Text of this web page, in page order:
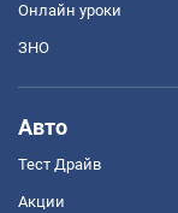
Онлайн уроки
ЗНО
Авто
Тест Драйв
Акции